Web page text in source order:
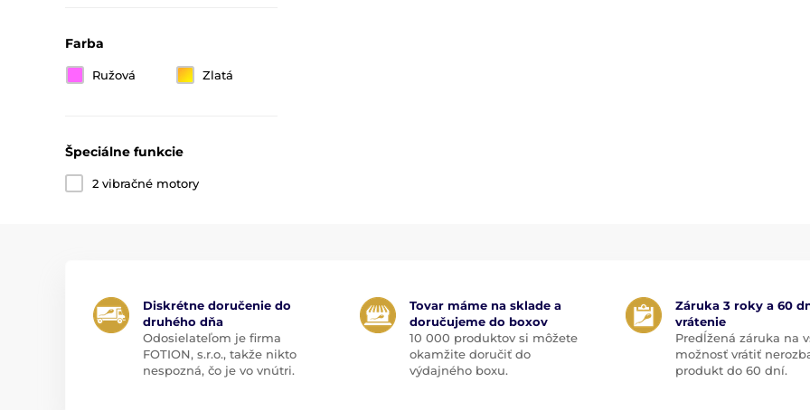
Farba
Ružová Zlatá
Špeciálne funkcie
2 vibračné motory
Diskrétne doručenie do
druhého dňa
Odosielateľom je firma
FOTION, s.r.o., takže nikto
nespozná, čo je vo vnútri.
Tovar máme na sklade a
doručujeme do boxov
10 000 produktov si môžete
okamžite doručiť do
výdajného boxu.
Záruka 3 roky a 60
vrátenie
Predĺžená záruka na
možnosť vrátiť
produkt do 60 dní.